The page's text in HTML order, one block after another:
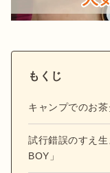
もくじ
キャンプでのお
試行錯誤のすえ
BOY」